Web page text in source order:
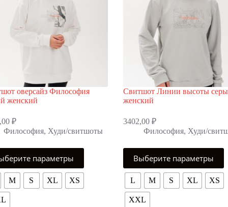
оверсайз Философия
женский
₽
Философия, Худи/свитшоты
параметры
M S XL XS
Свитшот Линии высоты
женский
3402,00 ₽
Философия, Худи/
Выберите параметры
Этот
товар
имеет
несколько
вариаций.
Опции
L M S XL XS
XXL